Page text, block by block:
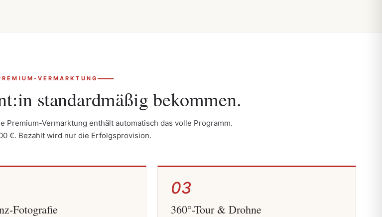
VERMARKTUNG
standardmäßig bekommen.
Premium-Vermarktung enthält automatisch das volle Programm.
€. Bezahlt wird nur die Erfolgsprovision.
Fotografie
03
360°-Tour & Drohne